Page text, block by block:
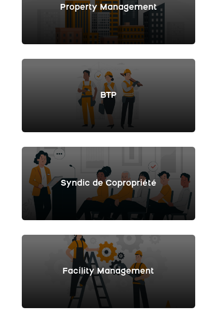
Property Management
BTP
Syndic de Copropriété
Facility Management